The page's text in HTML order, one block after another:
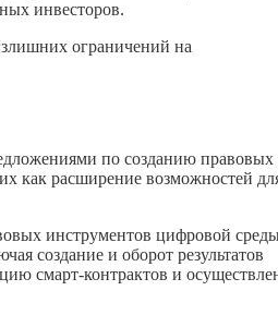
инвесторов.
ограничений на
по созданию правовых
как расширение возможностей
инструментов цифровой
создание и оборот результатов
смарт-контрактов и